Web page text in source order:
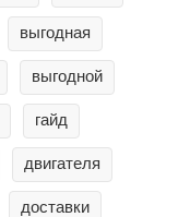
выгодная
выгодной
гайд
двигателя
доставки